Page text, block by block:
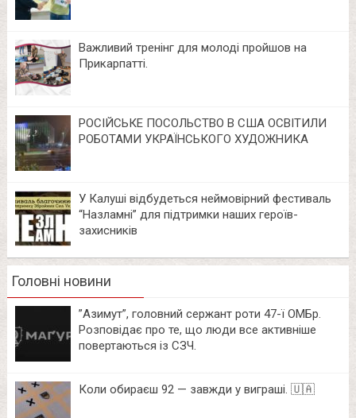
Важливий тренінг для молоді пройшов на
Прикарпатті.
РОСІЙСЬКЕ ПОСОЛЬСТВО В США ОСВІТИЛИ
РОБОТАМИ УКРАЇНСЬКОГО ХУДОЖНИКА
У Калуші відбудеться неймовірний фестиваль
“Назламні” для підтримки наших героїв-
захисників
Головні новини
⁨”Азимут”, головний сержант роти 47-ї ОМБр.
Розповідає про те, що люди все активніше
повертаються із СЗЧ.
Коли обираєш 92 — завжди у виграші. 🇺🇦